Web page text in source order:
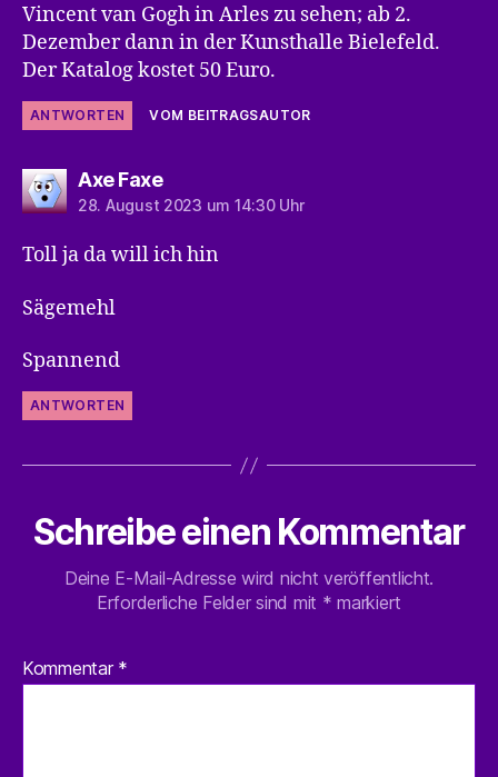
Vincent van Gogh in Arles zu sehen; ab 2.
Dezember dann in der Kunsthalle Bielefeld.
Der Katalog kostet 50 Euro.
ANTWORTEN VOM BEITRAGSAUTOR
Axe Faxesagt:
28. August 2023 um 14:30 Uhr
Toll ja da will ich hin
Sägemehl
Spannend
ANTWORTEN
Schreibe einen Kommentar
Deine E-Mail-Adresse wird nicht veröffentlicht.
Erforderliche Felder sind mit * markiert
Kommentar *